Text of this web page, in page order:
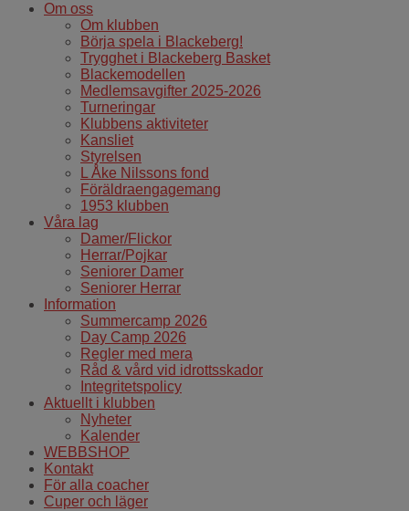
Om oss
Om klubben
Börja spela i Blackeberg!
Trygghet i Blackeberg Basket
Blackemodellen
Medlemsavgifter 2025-2026
Turneringar
Klubbens aktiviteter
Kansliet
Styrelsen
L Åke Nilssons fond
Föräldraengagemang
1953 klubben
Våra lag
Damer/Flickor
Herrar/Pojkar
Seniorer Damer
Seniorer Herrar
Information
Summercamp 2026
Day Camp 2026
Regler med mera
Råd & vård vid idrottsskador
Integritetspolicy
Aktuellt i klubben
Nyheter
Kalender
WEBBSHOP
Kontakt
För alla coacher
Cuper och läger